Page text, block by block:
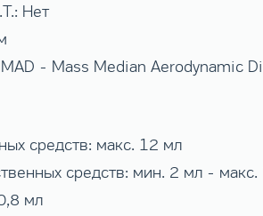
Нет
- Mass Median Aerodynamic
средств: макс. 12 мл
средств: мин. 2 мл -
мл